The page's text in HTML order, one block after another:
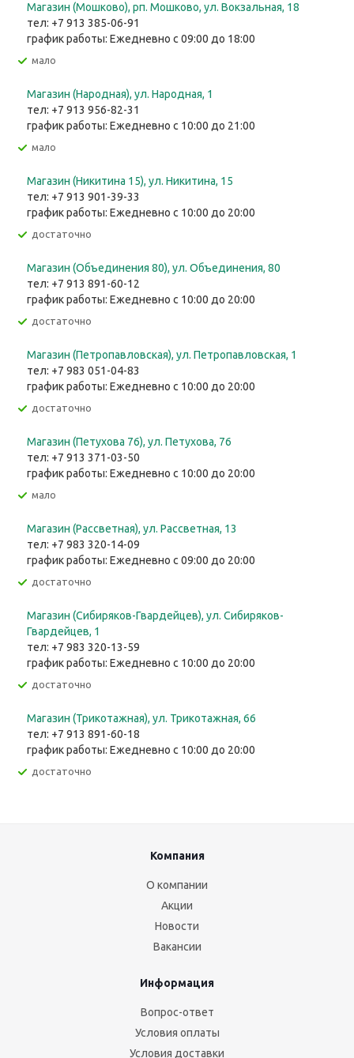
Магазин (Мошково), рп. Мошково, ул. Вокзальная, 18
тел: +7 913 385-06-91
график работы: Ежедневно с 09:00 до 18:00
Мало
Магазин (Народная), ул. Народная, 1
тел: +7 913 956-82-31
график работы: Ежедневно с 10:00 до 21:00
Мало
Магазин (Никитина 15), ул. Никитина, 15
тел: +7 913 901-39-33
график работы: Ежедневно с 10:00 до 20:00
Достаточно
Магазин (Объединения 80), ул. Объединения, 80
тел: +7 913 891-60-12
график работы: Ежедневно с 10:00 до 20:00
Достаточно
Магазин (Петропавловская), ул. Петропавловская, 1
тел: +7 983 051-04-83
график работы: Ежедневно с 10:00 до 20:00
Достаточно
Магазин (Петухова 76), ул. Петухова, 76
тел: +7 913 371-03-50
график работы: Ежедневно с 10:00 до 20:00
Мало
Магазин (Рассветная), ул. Рассветная, 13
тел: +7 983 320-14-09
график работы: Ежедневно с 09:00 до 20:00
Достаточно
Магазин (Сибиряков-Гвардейцев), ул. Сибиряков-
Гвардейцев, 1
тел: +7 983 320-13-59
график работы: Ежедневно с 10:00 до 20:00
Достаточно
Магазин (Трикотажная), ул. Трикотажная, 66
тел: +7 913 891-60-18
график работы: Ежедневно с 10:00 до 20:00
Достаточно
Компания
О компании
Акции
Новости
Вакансии
Информация
Вопрос-ответ
Условия оплаты
Условия доставки